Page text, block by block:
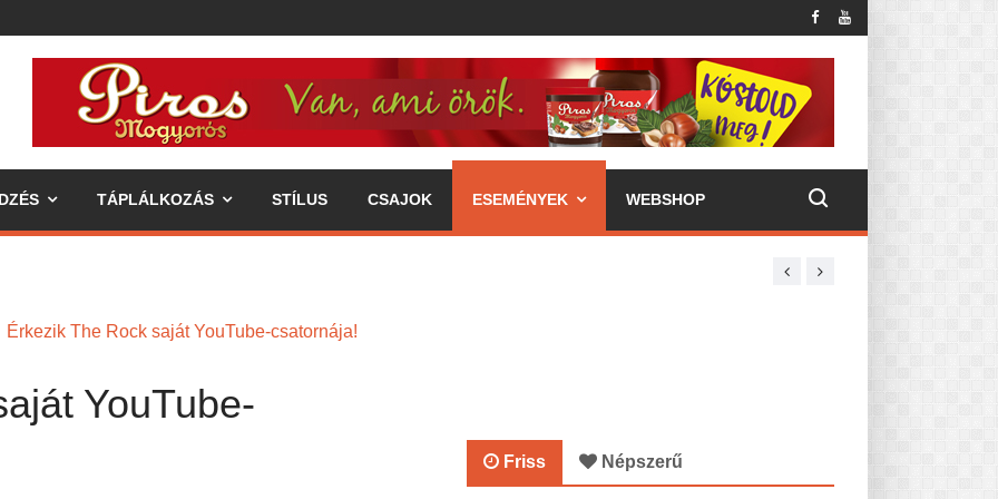
TÁPLÁLKOZÁS STÍLUS CSAJOK ESEMÉNYEK WEBSHOP
az egészséges életmódhoz
a váll
Érkezik The Rock saját YouTube-csatornája!
YouTube-
Friss Népszerű